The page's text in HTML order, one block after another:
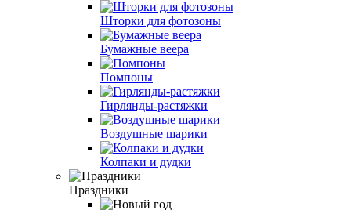
Шторки для фотозоны
Бумажные веера
Помпоны
Гирлянды-растяжки
Воздушные шарики
Колпаки и дудки
Праздники